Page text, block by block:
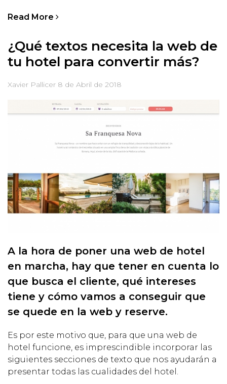
Read More
¿Qué textos necesita la web de
tu hotel para convertir más?
Xavier Pallicer 8 de Abril de 2018
A la hora de poner una web de hotel
en marcha, hay que tener en cuenta lo
que busca el cliente, qué intereses
tiene y cómo vamos a conseguir que
se quede en la web y reserve.
Es por este motivo que, para que una web de
hotel funcione, es imprescindible incorporar las
siguientes secciones de texto que nos ayudarán a
presentar todas las cualidades del hotel.